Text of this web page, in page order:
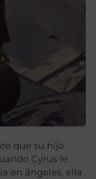
que su hijo
Cyrus le
en ángeles, ella